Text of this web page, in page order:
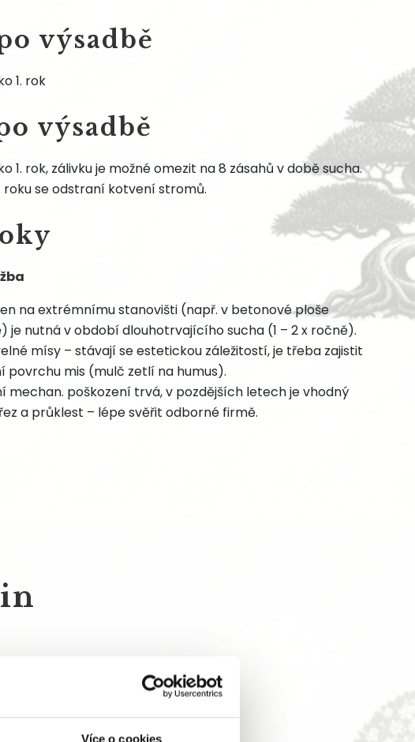
Více o cookies
výsadbě
1. rok
výsadbě
1. rok, zálivku je možné omezit na 8 zásahů v době sucha.
roku se odstraní kotvení stromů.
na extrémnímu stanovišti (např. v betonové ploše
je nutná v období dlouhotrvajícího sucha (1 – 2 x ročně).
mísy – stávají se estetickou záležitostí, je třeba zajistit
povrchu mis (mulč zetlí na humus).
mechan. poškození trvá, v pozdějších letech je vhodný
a průklest – lépe svěřit odborné firmě.
výsadbě